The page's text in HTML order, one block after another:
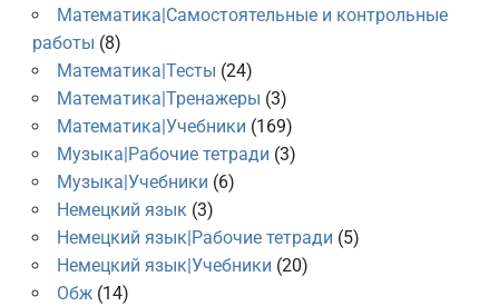
Математика|Самостоятельные и контрольные
работы (8)
Математика|Тесты (24)
Математика|Тренажеры (3)
Математика|Учебники (169)
Музыка|Рабочие тетради (3)
Музыка|Учебники (6)
Немецкий язык(3)
Немецкий язык|Рабочие тетради (5)
Немецкий язык|Учебники (20)
Обж(14)